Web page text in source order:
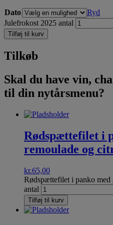
Dato
Ryd
Julefrokost 2025 antal
Tilføj til kurv
Tilkøb
Skal du have vin,
til din nytårsmenu?
Rødspættefilet i
remoulade og
kr.65,00
Rødspættefilet i panko
antal
Tilføj til kurv